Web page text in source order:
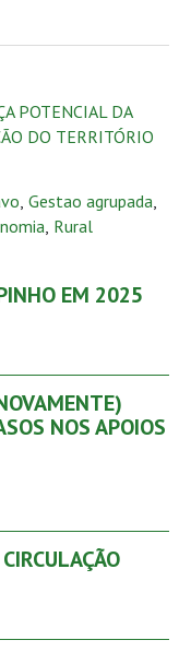
POTENCIAL DA
DO TERRITÓRIO
, Gestao agrupada,
, Rural
EM 2025
NOS APOIOS